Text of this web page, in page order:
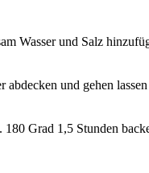
Wasser und Salz
und gehen
Grad 1,5 Stunden